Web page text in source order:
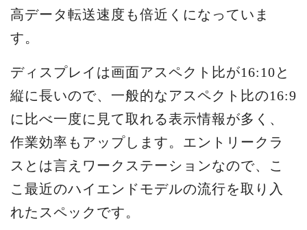
高データ転送速度も倍近くになっていま
す。
ディスプレイは画面アスペクト比が16:10と
縦に長いので、一般的なアスペクト比の16:9
に比べ一度に見て取れる表示情報が多く、
作業効率もアップします。エントリークラ
スとは言えワークステーションなので、こ
こ最近のハイエンドモデルの流行を取り入
れたスペックです。